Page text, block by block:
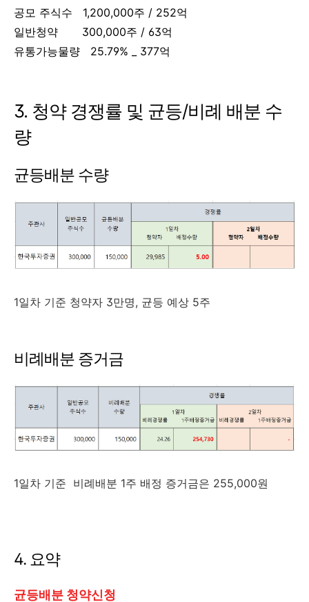
공모 주식수 1,200,000주 / 252억
일반청약 300,000주 / 63억
유통가능물량 25.79% _ 377억
3. 청약 경쟁률 및 균등/비례 배분 수
량
균등배분 수량
1일차 기준 청약자 3만명, 균등 예상 5주
비례배분 증거금
1일차 기준 비례배분 1주 배정 증거금은 255,000원
4. 요약
균등배분 청약신청